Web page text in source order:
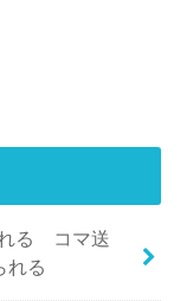
れる コマ送
れる